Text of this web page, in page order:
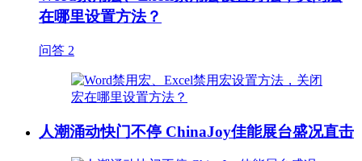
在哪里设置方法？
问答 2
人潮涌动快门不停 ChinaJoy佳能展台盛况直击